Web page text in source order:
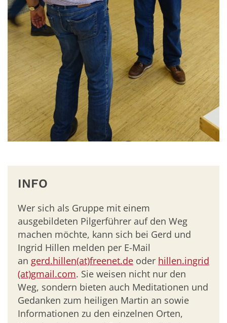
INFO
Wer sich als Gruppe mit einem
ausgebildeten Pilgerführer auf den Weg
machen möchte, kann sich bei Gerd und
Ingrid Hillen melden per E-Mail
an gerd.hillen(at)freenet.de oder hillen.ingrid
(at)gmail.com. Sie weisen nicht nur den
Weg, sondern bieten auch Meditationen und
Gedanken zum heiligen Martin an sowie
Informationen zu den einzelnen Orten,